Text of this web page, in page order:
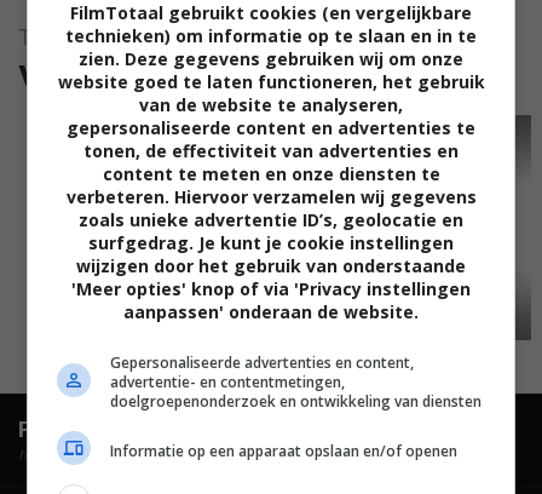
The Art of Racing in the Rain
video's (1)
02:14
TRAILER
FilmTotaal.
hosted by
FilmTotaal gebruikt cookies (en vergelijkbare
technieken) om informatie op te slaan en in te
zien. Deze gegevens gebruiken wij om onze
website goed te laten functioneren, het gebruik
van de website te analyseren,
gepersonaliseerde content en advertenties te
tonen, de effectiviteit van advertenties en
content te meten en onze diensten te
verbeteren. Hiervoor verzamelen wij gegevens
zoals unieke advertentie ID’s, geolocatie en
surfgedrag. Je kunt je cookie instellingen
wijzigen door het gebruik van onderstaande
'Meer opties' knop of via 'Privacy instellingen
aanpassen' onderaan de website.
Gepersonaliseerde advertenties en content,
advertentie- en contentmetingen,
doelgroepenonderzoek en ontwikkeling van diensten
Informatie op een apparaat opslaan en/of openen